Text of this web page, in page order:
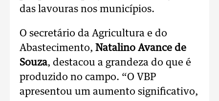
das lavouras nos municípios.
O secretário da Agricultura e do
Abastecimento, Natalino Avance de
Souza, destacou a grandeza do que é
produzido no campo. “O VBP
apresentou um aumento significativo,